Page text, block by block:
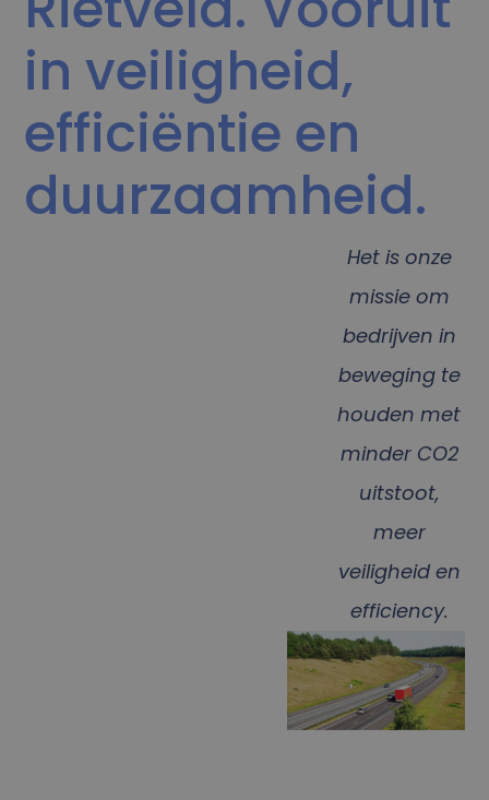
in veiligheid,
efficiëntie en
duurzaamheid.
Het is onze
missie om
bedrijven in
beweging te
houden met
minder CO2
uitstoot,
meer
veiligheid en
efficiency.